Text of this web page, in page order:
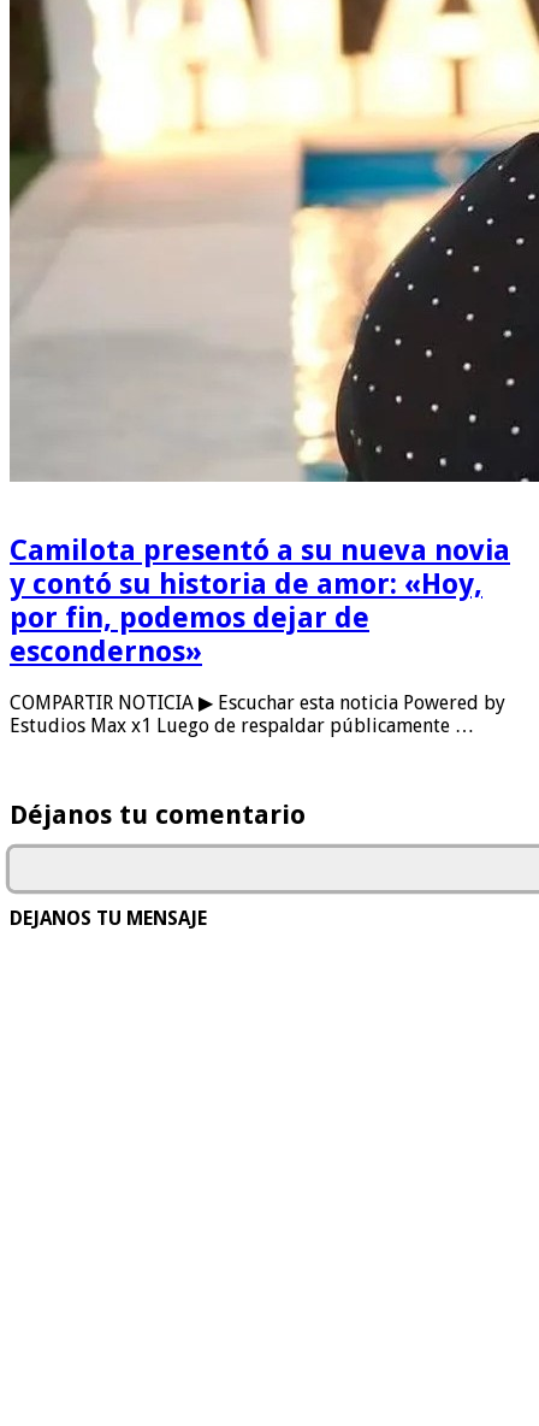
Camilota presentó a su nueva novia
y contó su historia de amor: «Hoy,
por fin, podemos dejar de
escondernos»
COMPARTIR NOTICIA ▶ Escuchar esta noticia Powered by
Estudios Max x1 Luego de respaldar públicamente …
Déjanos tu comentario
DEJANOS TU MENSAJE